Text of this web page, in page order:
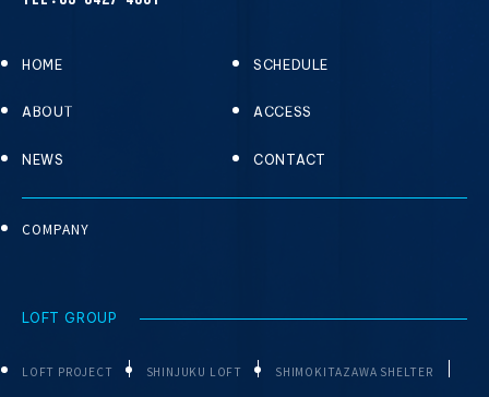
HOME SCHEDULE
ABOUT ACCESS
NEWS CONTACT
COMPANY
LOFT GROUP
LOFT PROJECT SHINJUKU LOFT SHIMOKITAZAWA SHELTER